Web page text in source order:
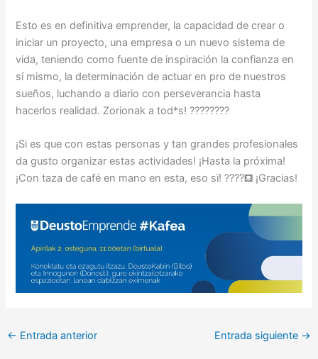
Esto es en definitiva emprender, la capacidad de crear o
iniciar un proyecto, una empresa o un nuevo sistema de
vida, teniendo como fuente de inspiración la confianza en
sí mismo, la determinación de actuar en pro de nuestros
sueños, luchando a diario con perseverancia hasta
hacerlos realidad. Zorionak a tod*s! ????????
¡Si es que con estas personas y tan grandes profesionales
da gusto organizar estas actividades! ¡Hasta la próxima!
¡Con taza de café en mano en esta, eso sï! ????⛾ ¡Gracias!
← Entrada anterior Entrada siguiente →